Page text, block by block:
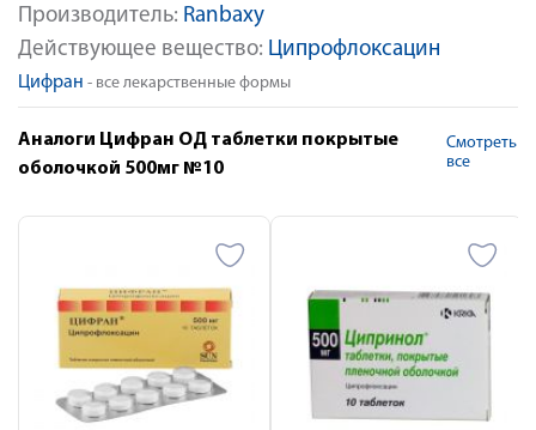
Производитель: Ranbaxy
Действующее вещество: Ципрофлоксацин
Цифран - все лекарственные формы
Аналоги Цифран ОД таблетки покрытые
оболочкой 500мг №10
Смотреть
все